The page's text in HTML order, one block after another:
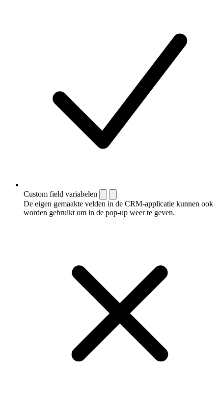
Custom field variabelen
De eigen gemaakte velden in de CRM-applicatie kunnen ook
worden gebruikt om in de pop-up weer te geven.